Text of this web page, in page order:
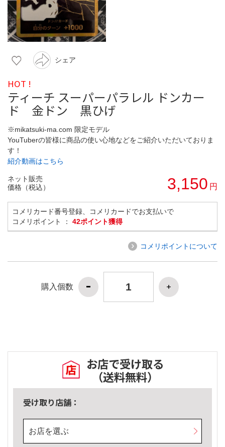
シェア
HOT !
ティーチ スーパーパラレル ドンカー
ド 金ドン 黒ひげ
※mikatsuki-ma.com 限定モデル
YouTuberの皆様に商品の使い心地などをご紹介いただいておりま
す！
紹介動画はこちら
ネット販売
価格（税込）
3,150 円
コメリカード番号登録、コメリカードでお支払いで
コメリポイント ： 42ポイント獲得
コメリポイントについて
購入個数
お店で受け取る
（送料無料）
受け取り店舗：
お店を選ぶ